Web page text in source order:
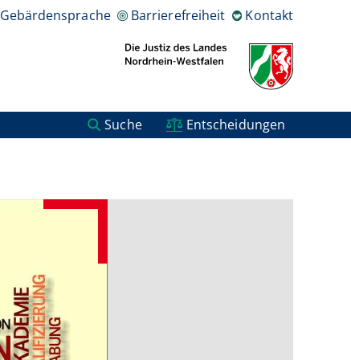
Gebärdensprache Barrierefreiheit Kontakt
Suche Entscheidungen